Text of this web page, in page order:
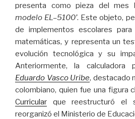
presenta como pieza del mes
modelo EL–5100’. Este objeto,
de implementos escolares
matemáticas, y representa un
evolución tecnológica y su
Anteriormente, la calculadora
Eduardo Vasco Uribe, destacado
colombiano, quien fue una figura
Curricular que reestructuró el
reorganizó el Ministerio de